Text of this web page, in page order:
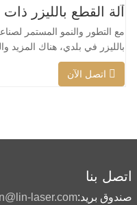
وتكلفة أقل، ويمكن تطبيقها
ليزر منخفضة الطاقة إلى عالية
لرأس
مع التطور والنمو المستمر
بالليزر في بلدي، هناك المزيد
أنواع آلات القطع بالليزر، ويتم
آلات القطع بالليزر باستمرار،
وإنتاج آلات
اتصل الآن
اتصل بنا
صندوق بريد:laser.com